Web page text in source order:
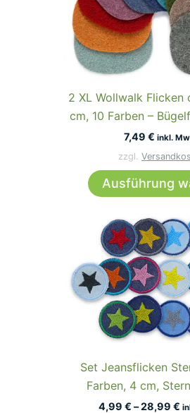
2 XL Wollwalk Flicken
cm, 10 Farben –
7,49 € inkl.
zzgl.
Ausführung
Set Jeansflicken
Farben, 4 cm,
4,99 € –28,99 €